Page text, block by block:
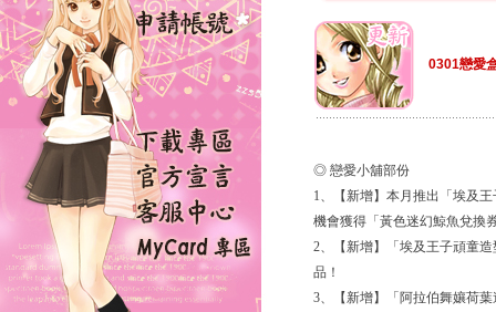
0301戀愛
◎ 戀愛小舖部份
1、【新增】本月推出「埃及
機會獲得「黃色迷幻鯨魚兌換
2、【新增】「埃及王子頑童
品！
3、【新增】「阿拉伯舞孃荷